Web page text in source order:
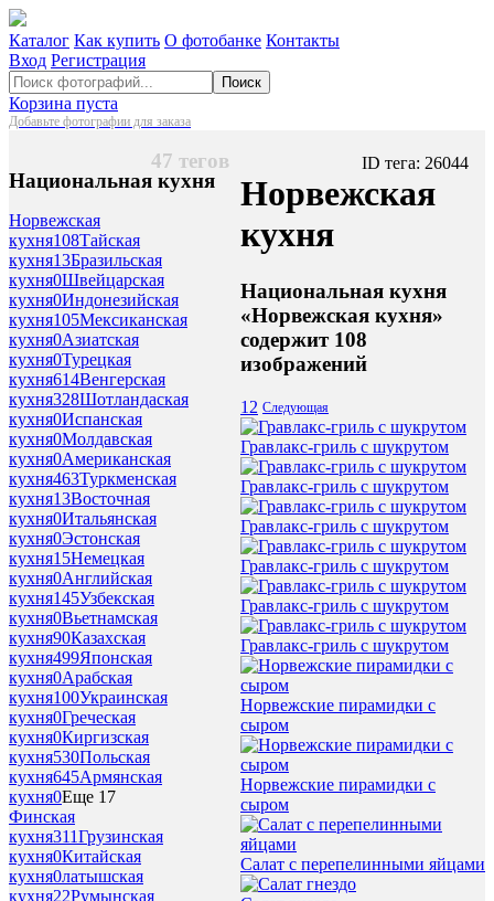
Каталог Как купить О фотобанке Контакты
Вход Регистрация
Поиск
Корзина пуста
Добавьте фотографии для заказа
47 тегов
Национальная кухня
Норвежская
кухня108Тайская
кухня13Бразильская
кухня0Швейцарская
кухня0Индонезийская
кухня105Мексиканская
кухня0Азиатская
кухня0Турецкая
кухня614Венгерская
кухня328Шотландаская
кухня0Испанская
кухня0Молдавская
кухня0Американская
кухня463Туркменская
кухня13Восточная
кухня0Итальянская
кухня0Эстонская
кухня15Немецкая
кухня0Английская
кухня145Узбекская
кухня0Вьетнамская
кухня90Казахская
кухня499Японская
кухня0Арабская
кухня100Украинская
кухня0Греческая
кухня0Киргизская
кухня530Польская
кухня645Армянская
кухня0Еще 17
Финская
кухня311Грузинская
кухня0Китайская
кухня0латышская
кухня22Румынская
ID тега: 26044
Норвежская
кухня
Национальная кухня
«Норвежская кухня»
содержит 108
изображений
1 2 Следующая
Гравлакс-гриль с шукрутом
Гравлакс-гриль с шукрутом
Гравлакс-гриль с шукрутом
Гравлакс-гриль с шукрутом
Гравлакс-гриль с шукрутом
Гравлакс-гриль с шукрутом
Норвежские пирамидки с
сыром
Норвежские пирамидки с
сыром
Салат с перепелинными яйцами